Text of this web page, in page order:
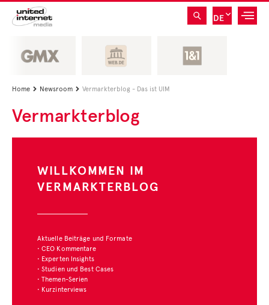
DE
Home  Newsroom  Vermarkterblog - Das ist UIM
Vermarkterblog
WILLKOMMEN IM
VERMARKTERBLOG
Aktuelle Beiträge und Formate
• CEO Kommentare
• Experten Insights
• Studien und Best Cases
• Themen-Serien
• Kurzinterviews